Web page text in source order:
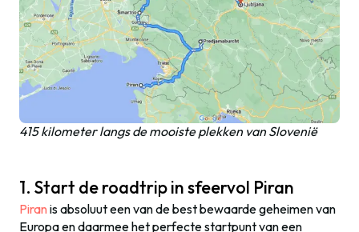
415 kilometer langs de mooiste plekken van Slovenië
1. Start de roadtrip in sfeervol Piran
Piran is absoluut een van de best bewaarde geheimen van
Europa en daarmee het perfecte startpunt van een